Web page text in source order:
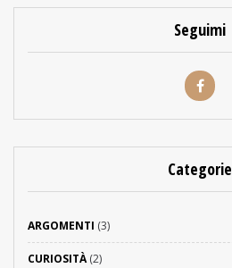
Seguimi
Categorie
ARGOMENTI (3)
CURIOSITÀ(2)